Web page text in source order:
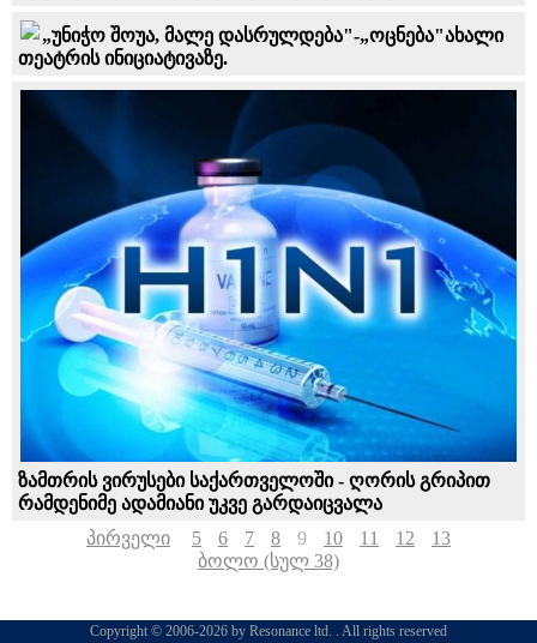
„უნიჭო შოუა, მალე დასრულდება"-„ოცნება"ახალი
თეატრის ინიციატივაზე.
ზამთრის ვირუსები საქართველოში - ღორის გრიპით
რამდენიმე ადამიანი უკვე გარდაიცვალა
პირველი
5 6 7 8 9 10 11 12
13
ბოლო (სულ 38)
Copyright © 2006-2026 by Resonance ltd. . All rights reserved